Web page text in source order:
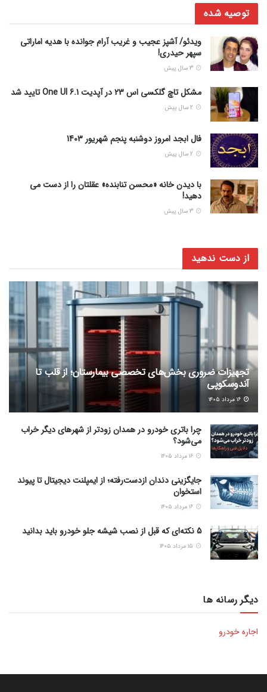
توصیه شده
ویدئو/ آشپز عجیب و غریب آرام جوانده با هدیه اماراتی
سپهر حیدری!
مشکل تاچ گلکسی اس 23 در آپدیت One UI 6.1 تایید شد
فال ابجد امروز دوشنبه پنجم شهریور 1403
با دیدن خانه «محسن تنابنده» عقلتان را از دست می
دهید!
از دست ندهید
تجهیزات ضروری بخش‌های تخصصی بیمارستان؛ از قلب تا
آندوسکوپی
چرا باتری خودرو در همدان زودتر از شهرهای دیگر خراب
می‌شود؟
جایگزینی دندان ازدست‌رفته؛ از ایمپلنت دیجیتال تا پیوند
استخوان
5 نکته‌ای که قبل از نصب شیشه جلو خودرو باید بدانید
دیگر رسانه ها
اجاره خودرو